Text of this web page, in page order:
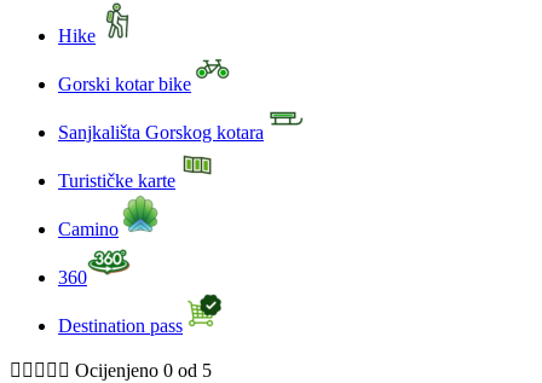
Hike
Gorski kotar bike
Sanjkališta Gorskog kotara
Turističke karte
Camino
360
Destination pass
     Ocijenjeno 0 od 5